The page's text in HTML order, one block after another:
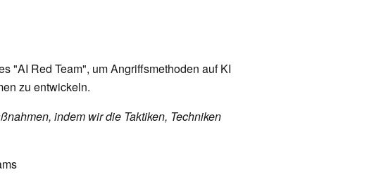
"AI Red Team", um Angriffsmethoden auf KI
zu entwickeln.
indem wir die Taktiken, Techniken